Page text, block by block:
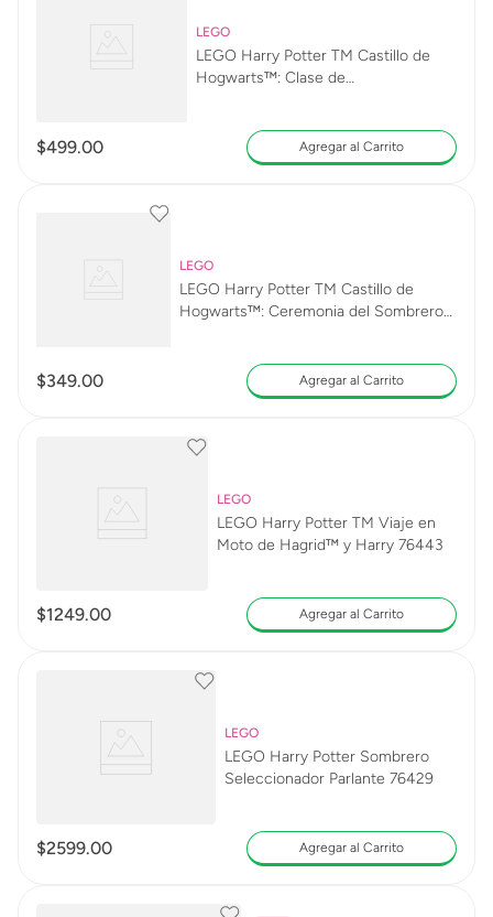
LEGO
LEGO Harry Potter TM Castillo de
Hogwarts™: Clase de
$499.00 Agregar al Carrito
LEGO
LEGO Harry Potter TM Castillo de
Hogwarts™: Ceremonia del Sombrero
$349.00 Agregar al Carrito
LEGO
LEGO Harry Potter TM Viaje en
Moto de Hagrid™ y Harry 76443
$1249.00 Agregar al Carrito
LEGO
LEGO Harry Potter Sombrero
Seleccionador Parlante 76429
$2599.00 Agregar al Carrito